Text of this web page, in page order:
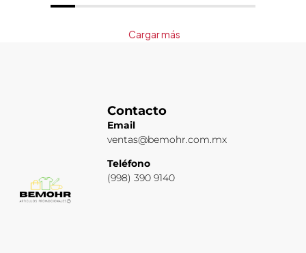
Cargar más
Contacto
Email
ventas@bemohr.com.mx
Teléfono
(998) 390 9140